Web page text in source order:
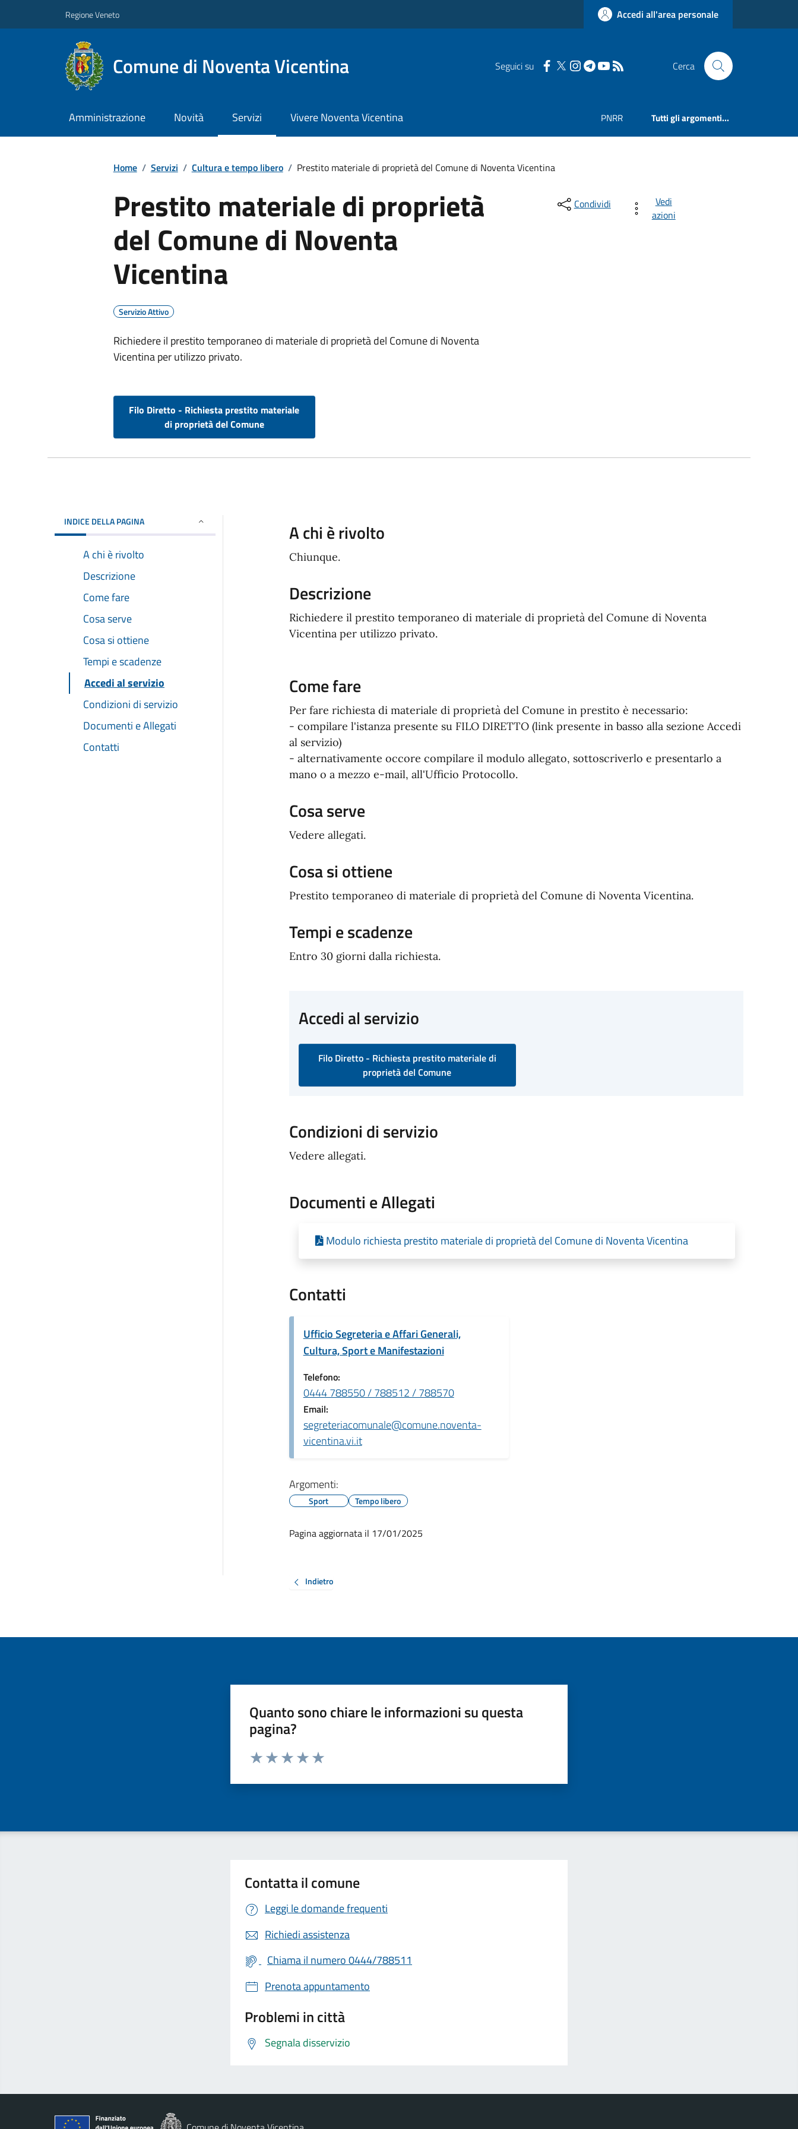
Regione Veneto Accedi all'area personale
Comune di Noventa Vicentina Seguici su Cerca
Amministrazione Novità Servizi Vivere Noventa Vicentina PNRR Tutti gli argomenti...
Home / Servizi / Cultura e tempo libero / Prestito materiale di proprietà del Comune di Noventa Vicentina
Prestito materiale di proprietà
del Comune di Noventa
Vicentina
Servizio Attivo
Richiedere il prestito temporaneo di materiale di proprietà del Comune di Noventa
Vicentina per utilizzo privato.
Filo Diretto - Richiesta prestito materiale
di proprietà del Comune
Condividi
Vedi
azioni
INDICE DELLA PAGINA
A chi è rivolto
Descrizione
Come fare
Cosa serve
Cosa si ottiene
Tempi e scadenze
Accedi al servizio
Condizioni di servizio
Documenti e Allegati
Contatti
A chi è rivolto
Chiunque.
Descrizione
Richiedere il prestito temporaneo di materiale di proprietà del Comune di Noventa
Vicentina per utilizzo privato.
Come fare
Per fare richiesta di materiale di proprietà del Comune in prestito è necessario:
- compilare l'istanza presente su FILO DIRETTO (link presente in basso alla sezione Accedi
al servizio)
- alternativamente occore compilare il modulo allegato, sottoscriverlo e presentarlo a
mano o a mezzo e-mail, all'Ufficio Protocollo.
Cosa serve
Vedere allegati.
Cosa si ottiene
Prestito temporaneo di materiale di proprietà del Comune di Noventa Vicentina.
Tempi e scadenze
Entro 30 giorni dalla richiesta.
Accedi al servizio
Filo Diretto - Richiesta prestito materiale di
proprietà del Comune
Condizioni di servizio
Vedere allegati.
Documenti e Allegati
Modulo richiesta prestito materiale di proprietà del Comune di Noventa Vicentina
Contatti
Ufficio Segreteria e Affari Generali,
Cultura, Sport e Manifestazioni
Telefono:
0444 788550 / 788512 / 788570
Email:
segreteriacomunale@comune.noventa-
vicentina.vi.it
Argomenti:
Sport Tempo libero
Pagina aggiornata il 17/01/2025
Indietro
Quanto sono chiare le informazioni su questa
pagina?
Valuta da 1 a 5 stelle la pagina
Contatta il comune
Leggi le domande frequenti
Richiedi assistenza
Chiama il numero 0444/788511
Prenota appuntamento
Problemi in città
Segnala disservizio